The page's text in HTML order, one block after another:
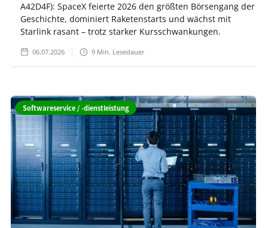
A42D4F): SpaceX feierte 2026 den größten Börsengang der
Geschichte, dominiert Raketenstarts und wächst mit
Starlink rasant – trotz starker Kursschwankungen.
06.07.2026 9 Min. Lesedauer
Softwareservice / -dienstleistung